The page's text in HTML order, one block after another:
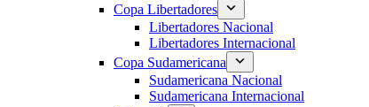
Copa Libertadores
Libertadores Nacional
Libertadores Internacional
Copa Sudamericana
Sudamericana Nacional
Sudamericana Internacional